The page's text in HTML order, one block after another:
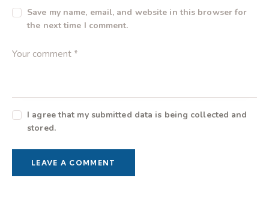
Save my name, email, and website in this browser for
the next time I comment.
I agree that my submitted data is being collected and
stored.